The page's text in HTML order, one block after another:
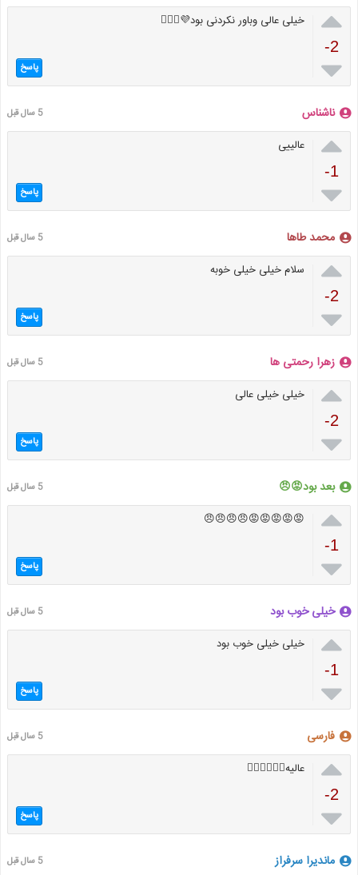

-2

خیلی عالی وباور نکردنی بود💜🧚🏻‍♀️
پاسخ
ناشناس 5 سال قبل

-1

عالییی
پاسخ
محمد طاها 5 سال قبل

-2

سلام خیلی خیلی خوبه
پاسخ
زهرا رحمتی ها 5 سال قبل

-2

خیلی خیلی عالی
پاسخ
بعد بود😡😠 5 سال قبل

-1

😡😡😡😡😡😠😠😠😠
پاسخ
خیلی خوب بود 5 سال قبل

-1

خیلی خیلی خوب بود
پاسخ
فارسی 5 سال قبل

-2

عالیه✌🏻✌🏻✌🏻
پاسخ
ماندیرا سرفراز 5 سال قبل